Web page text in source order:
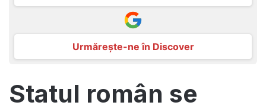
Urmărește-ne în Discover
Statul român se